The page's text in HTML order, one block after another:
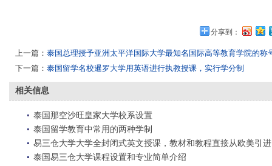
分享到：
上一篇： 泰国总理授予亚洲太平洋国际大学最知名国际高等教育学院的称
下一篇： 泰国留学名校暹罗大学用英语进行执教授课，实行学分制
相关信息
泰国那空沙旺皇家大学校系设置
泰国留学教育中常用的两种学制
易三仓大学大学全封闭式英文授课，教材和教程直接从欧美引进
泰国易三仓大学课程设置和专业简单介绍